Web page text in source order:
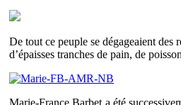
De tout ce peuple se dégageaient des
d’épaisses tranches de pain, de
Marie-France Barbet a été